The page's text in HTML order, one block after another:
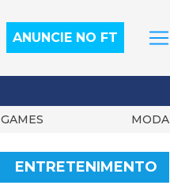
ANUNCIE NO FT
GAMES MODA
ENTRETENIMENTO